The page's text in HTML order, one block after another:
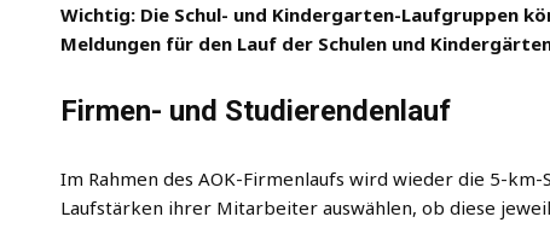
Wichtig: Die Schul- und Kindergarten-Laufgruppen
Meldungen für den Lauf der Schulen und
Firmen- und Studierendenlauf
Im Rahmen des AOK-Firmenlaufs wird wieder die 5-
Laufstärken ihrer Mitarbeiter auswählen, ob diese